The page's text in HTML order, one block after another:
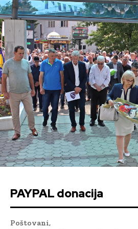
PAYPAL donacija
Poštovani,